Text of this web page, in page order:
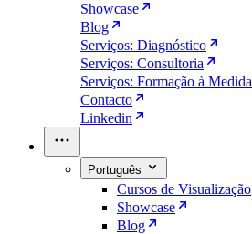
Showcase
Blog
Serviços: Diagnóstico
Serviços: Consultoria
Serviços: Formação à Medida
Contacto
Linkedin
Português
Cursos de Visualização
Showcase
Blog